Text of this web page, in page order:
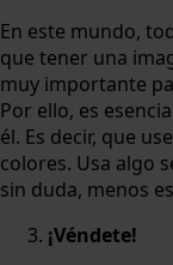
En este mundo,
que tener una
muy importante
Por ello, es
él. Es decir, que
colores. Usa algo
sin duda, menos
¡Véndete!